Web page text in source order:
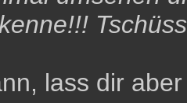
lass dir